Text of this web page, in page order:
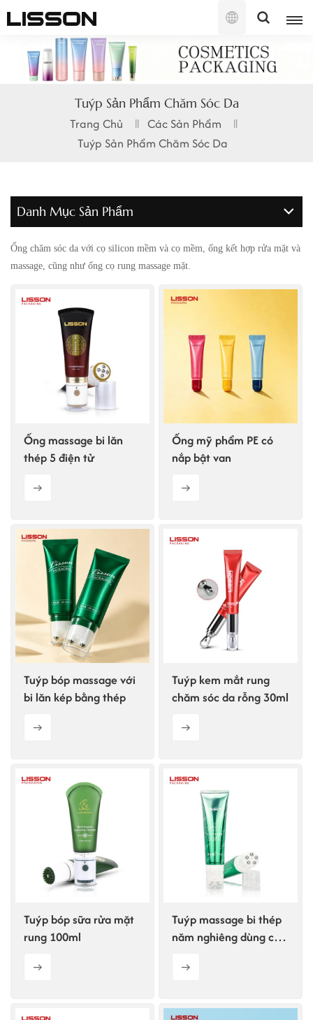
Tiếng
English
français
русский
العربية
日本語
Tuýp Sản Phẩm Chăm Sóc Da
Trang Chủ
Các Sản Phẩm
Tuýp Sản Phẩm Chăm Sóc Da
Danh Mục Sản Phẩm
Ống chăm sóc da với cọ silicon mềm và cọ mềm, ống kết hợp rửa mặt và
massage, cũng như ống cọ rung massage mặt.
Ống massage bi lăn
thép 5 điện tử
Ống mỹ phẩm PE có
nắp bật van
Tuýp bóp massage với
bi lăn kép bằng thép
Tuýp kem mắt rung
chăm sóc da rỗng 30ml
Tuýp bóp sữa rửa mặt
rung 100ml
Tuýp massage bi thép
năm nghiêng dùng cho